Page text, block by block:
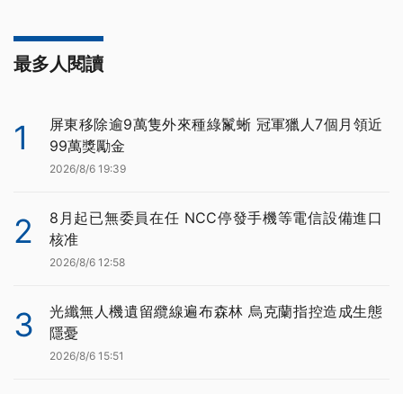
最多人閱讀
1
屏東移除逾9萬隻外來種綠鬣蜥 冠軍獵人7個月領近
99萬獎勵金
2026/8/6 19:39
2
8月起已無委員在任 NCC停發手機等電信設備進口
核准
2026/8/6 12:58
3
光纖無人機遺留纜線遍布森林 烏克蘭指控造成生態
隱憂
2026/8/6 15:51